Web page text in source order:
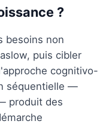
?
besoins non
puis cibler
cognitivo-
séquentielle —
produit des